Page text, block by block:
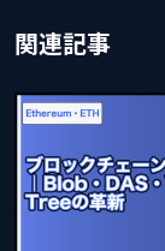
関連記事